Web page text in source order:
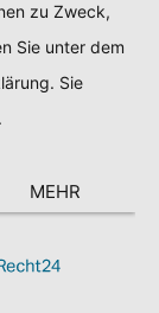
zu Zweck,
Sie unter dem
Sie
MEHR